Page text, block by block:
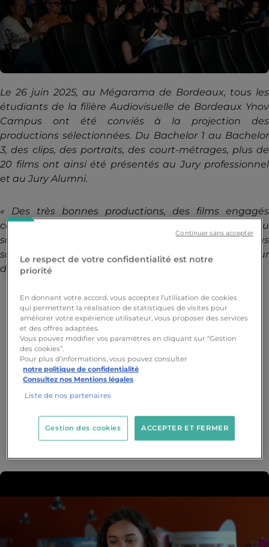
Le 26 juin 2025, au Mégarama de Bordeaux, tous les
étudiants de la filière Audiovisuelle de Bordeaux Ynov
Campus ont été conviés à la projection des
productions sélectionnées. Du Bachelor 1 au Bachelor
3, des clips, des portraits, des court-métrages, plus de
20 films ont ainsi été présentés au Jury professionnel
et au Jury Alumni.
« Des très bonnes productions, des films engagés
comme d’une grande maitrise technique ou
scénaristique, des étudiants à un haut niveau, nous
sommes très fiers d’eux ! » Kader Kholkhal, Directeur
d’établissement de Bordeaux Ynov Campus.
Le respect de votre confidentialité est notre
priorité
En donnant votre accord, vous acceptez l’utilisation de cookies
qui permettent la réalisation de statistiques de visites pour
améliorer votre expérience utilisateur, vous proposer des services
et des offres adaptées.
Vous pouvez modifier vos paramètres en cliquant sur “Gestion
des cookies”.
Pour plus d’informations, vous pouvez consulter
notre politique de confidentialité
Consultez nos Mentions légales
Liste de nos partenaires
ACCEPTER ET FERMER
Gestion des cookies
Continuer sans accepter